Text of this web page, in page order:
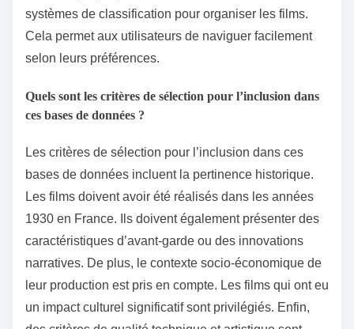
systèmes de classification pour organiser les films.
Cela permet aux utilisateurs de naviguer facilement
selon leurs préférences.
Quels sont les critères de sélection pour l’inclusion dans
ces bases de données ?
Les critères de sélection pour l’inclusion dans ces
bases de données incluent la pertinence historique.
Les films doivent avoir été réalisés dans les années
1930 en France. Ils doivent également présenter des
caractéristiques d’avant-garde ou des innovations
narratives. De plus, le contexte socio-économique de
leur production est pris en compte. Les films qui ont eu
un impact culturel significatif sont privilégiés. Enfin,